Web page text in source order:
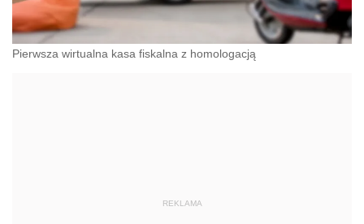
Pierwsza wirtualna kasa fiskalna z homologacją